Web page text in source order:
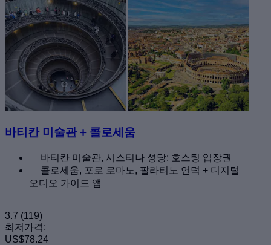
바티칸 미술관 + 콜로세움
바티칸 미술관, 시스티나 성당: 호스팅 입장권
콜로세움, 포로 로마노, 팔라티노 언덕 + 디지털
오디오 가이드 앱
3.7 (119)
최저가격:
US$78.24